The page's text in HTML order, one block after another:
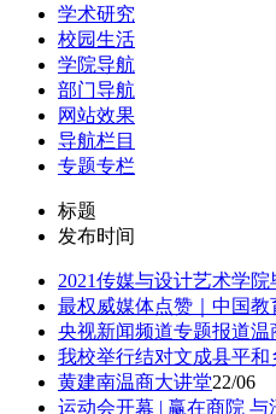
学术研究
校园生活
学院导航
部门导航
网站效果
导航栏目
专题专栏
标题
发布时间
2021传媒与设计艺术学院
最权威媒体点赞｜中国教
央视新闻频道专题报道温
我校举行结对文成县平和
黄建南温商大讲堂22/06
运动会开幕 | 赢在商院 与